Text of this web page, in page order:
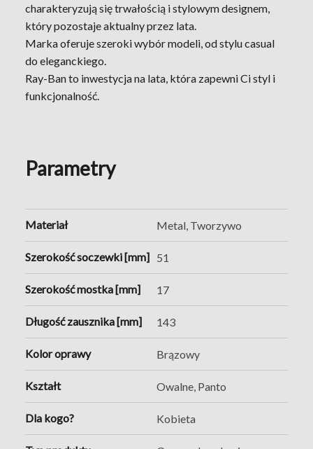
charakteryzują się trwałością i stylowym designem,
który pozostaje aktualny przez lata.
Marka oferuje szeroki wybór modeli, od stylu casual
do eleganckiego.
Ray-Ban to inwestycja na lata, która zapewni Ci styl i
funkcjonalność.
Parametry
Materiał Metal, Tworzywo
Szerokość soczewki [mm] 51
Szerokość mostka [mm] 17
Długość zausznika [mm] 143
Kolor oprawy Brązowy
Kształt Owalne, Panto
Dla kogo? Kobieta